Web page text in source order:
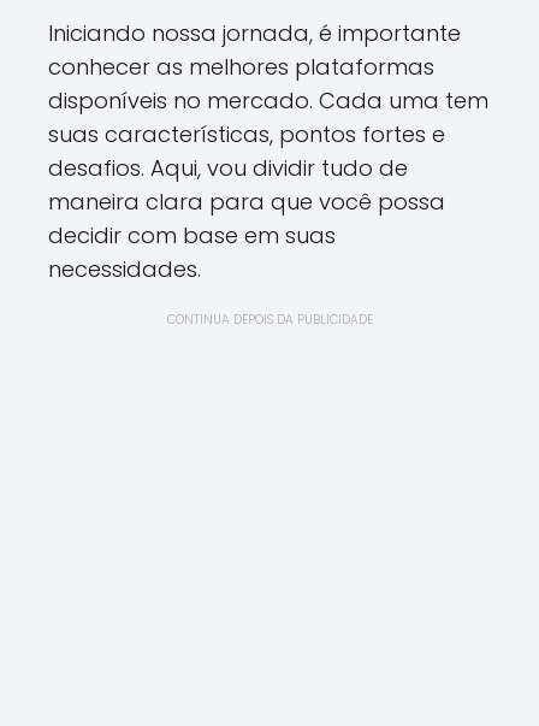
Iniciando nossa jornada, é importante
conhecer as melhores plataformas
disponíveis no mercado. Cada uma tem
suas características, pontos fortes e
desafios. Aqui, vou dividir tudo de
maneira clara para que você possa
decidir com base em suas
necessidades.
CONTINUA DEPOIS DA PUBLICIDADE